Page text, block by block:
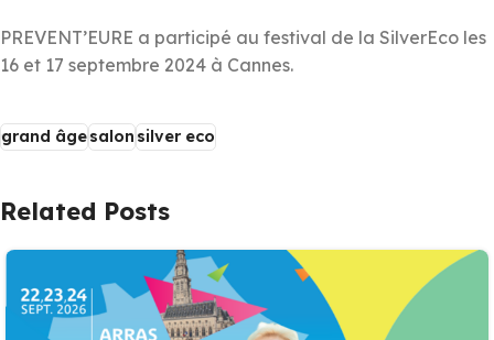
PREVENT’EURE a participé au festival de la SilverEco les
16 et 17 septembre 2024 à Cannes.
grand âgesalonsilver eco
Related Posts